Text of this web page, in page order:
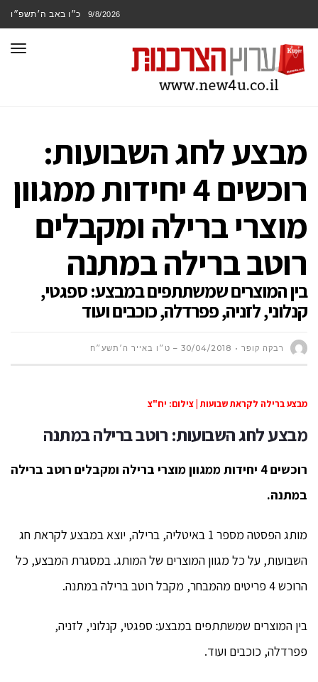
9/8/2026 כ״ו באב ה׳תשפ״ו
מבצע לחג השבועות:
רוכשים 4 יחידות ממגוון
מוצרי ברילה ומקבלים
רוטב ברילה במתנה
בין המוצרים שמשתתפים במבצע: ספגטי,
קנלוני, לזניה, פפרדלה, כוכבים ועוד
רבקה קופר 30/04/2018 – ט״ו באייר ה׳תשע״ח
מבצע ברילה לקראת שבועות | צילום: יח"צ
מבצע לחג השבועות: רוטב ברילה במתנה
רוכשים 4 יחידות ממגוון מוצרי ברילה
ומקבלים רוטב ברילה
במתנה.
מותג הפסטה מספר 1 באיטליה, ברילה, יוצא במבצע לקראת חג
השבועות, על כל מגוון המוצרים של המותג. במסגרת המבצע, כל
הרוכש 4 פריטים מהמבחר, מקבל רוטב ברילה במתנה.
בין המוצרים שמשתתפים במבצע: ספגטי, קנלוני, לזניה,
פפרדלה, כוכבים ועוד.